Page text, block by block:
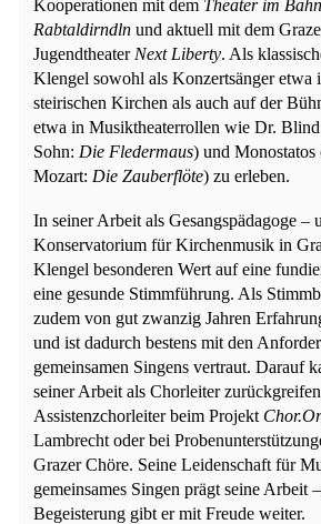
Kooperationen mit dem Theater im
Rabtaldirndln und aktuell mit dem
Jugendtheater Next Liberty. Als
Klengel sowohl als Konzertsänger etwa
steirischen Kirchen als auch auf der
etwa in Musiktheaterrollen wie Dr. Blind
Sohn: Die Fledermaus) und
Mozart: Die Zauberflöte) zu erleben.
In seiner Arbeit als Gesangspädagoge –
Konservatorium für Kirchenmusik in
Klengel besonderen Wert auf eine
eine gesunde Stimmführung. Als
zudem von gut zwanzig Jahren
und ist dadurch bestens mit den
gemeinsamen Singens vertraut. Darauf
seiner Arbeit als Chorleiter
Assistenzchorleiter beim Projekt
Lambrecht oder bei
Grazer Chöre. Seine Leidenschaft für
gemeinsames Singen prägt seine Arbeit
Begeisterung gibt er mit Freude weiter.